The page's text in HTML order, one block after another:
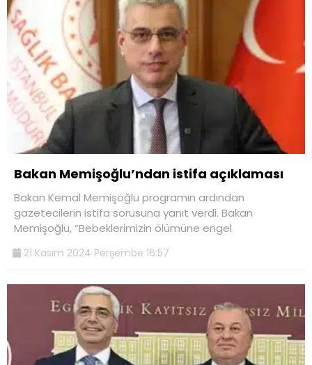
Bakan Memişoğlu’ndan istifa açıklaması
Bakan Kemal Memişoğlu programın ardından
gazetecilerin istifa sorusuna yanıt verdi. Bakan
Memişoğlu, “Bebeklerimizin ölümüne engel
21 Kasım 2024 Perşembe 16:57